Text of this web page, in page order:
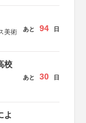
美術
あと 94 日
校
あと 30 日
よ